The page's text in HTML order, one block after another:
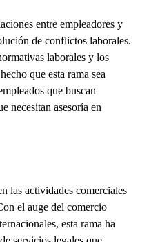
entre empleadores y
de conflictos laborales.
laborales y los
que esta rama sea
que buscan
necesitan asesoría en
las actividades comerciales
el auge del comercio
esta rama ha